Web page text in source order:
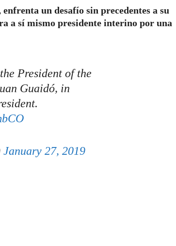
un desafío sin precedentes a su
a sí mismo presidente interino por una
President of the
Guaidó, in
January 27, 2019